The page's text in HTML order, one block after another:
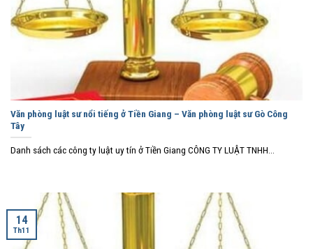
Văn phòng luật sư nổi tiếng ở Tiền Giang – Văn phòng luật sư Gò Công
Tây
Danh sách các công ty luật uy tín ở Tiền Giang CÔNG TY LUẬT TNHH...
14
Th11